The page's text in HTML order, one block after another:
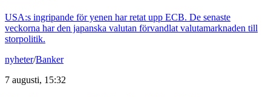
USA:s ingripande för yenen har retat upp ECB. De senaste
veckorna har den japanska valutan förvandlat valutamarknaden till
storpolitik.
nyheter/Banker
7 augusti, 15:32